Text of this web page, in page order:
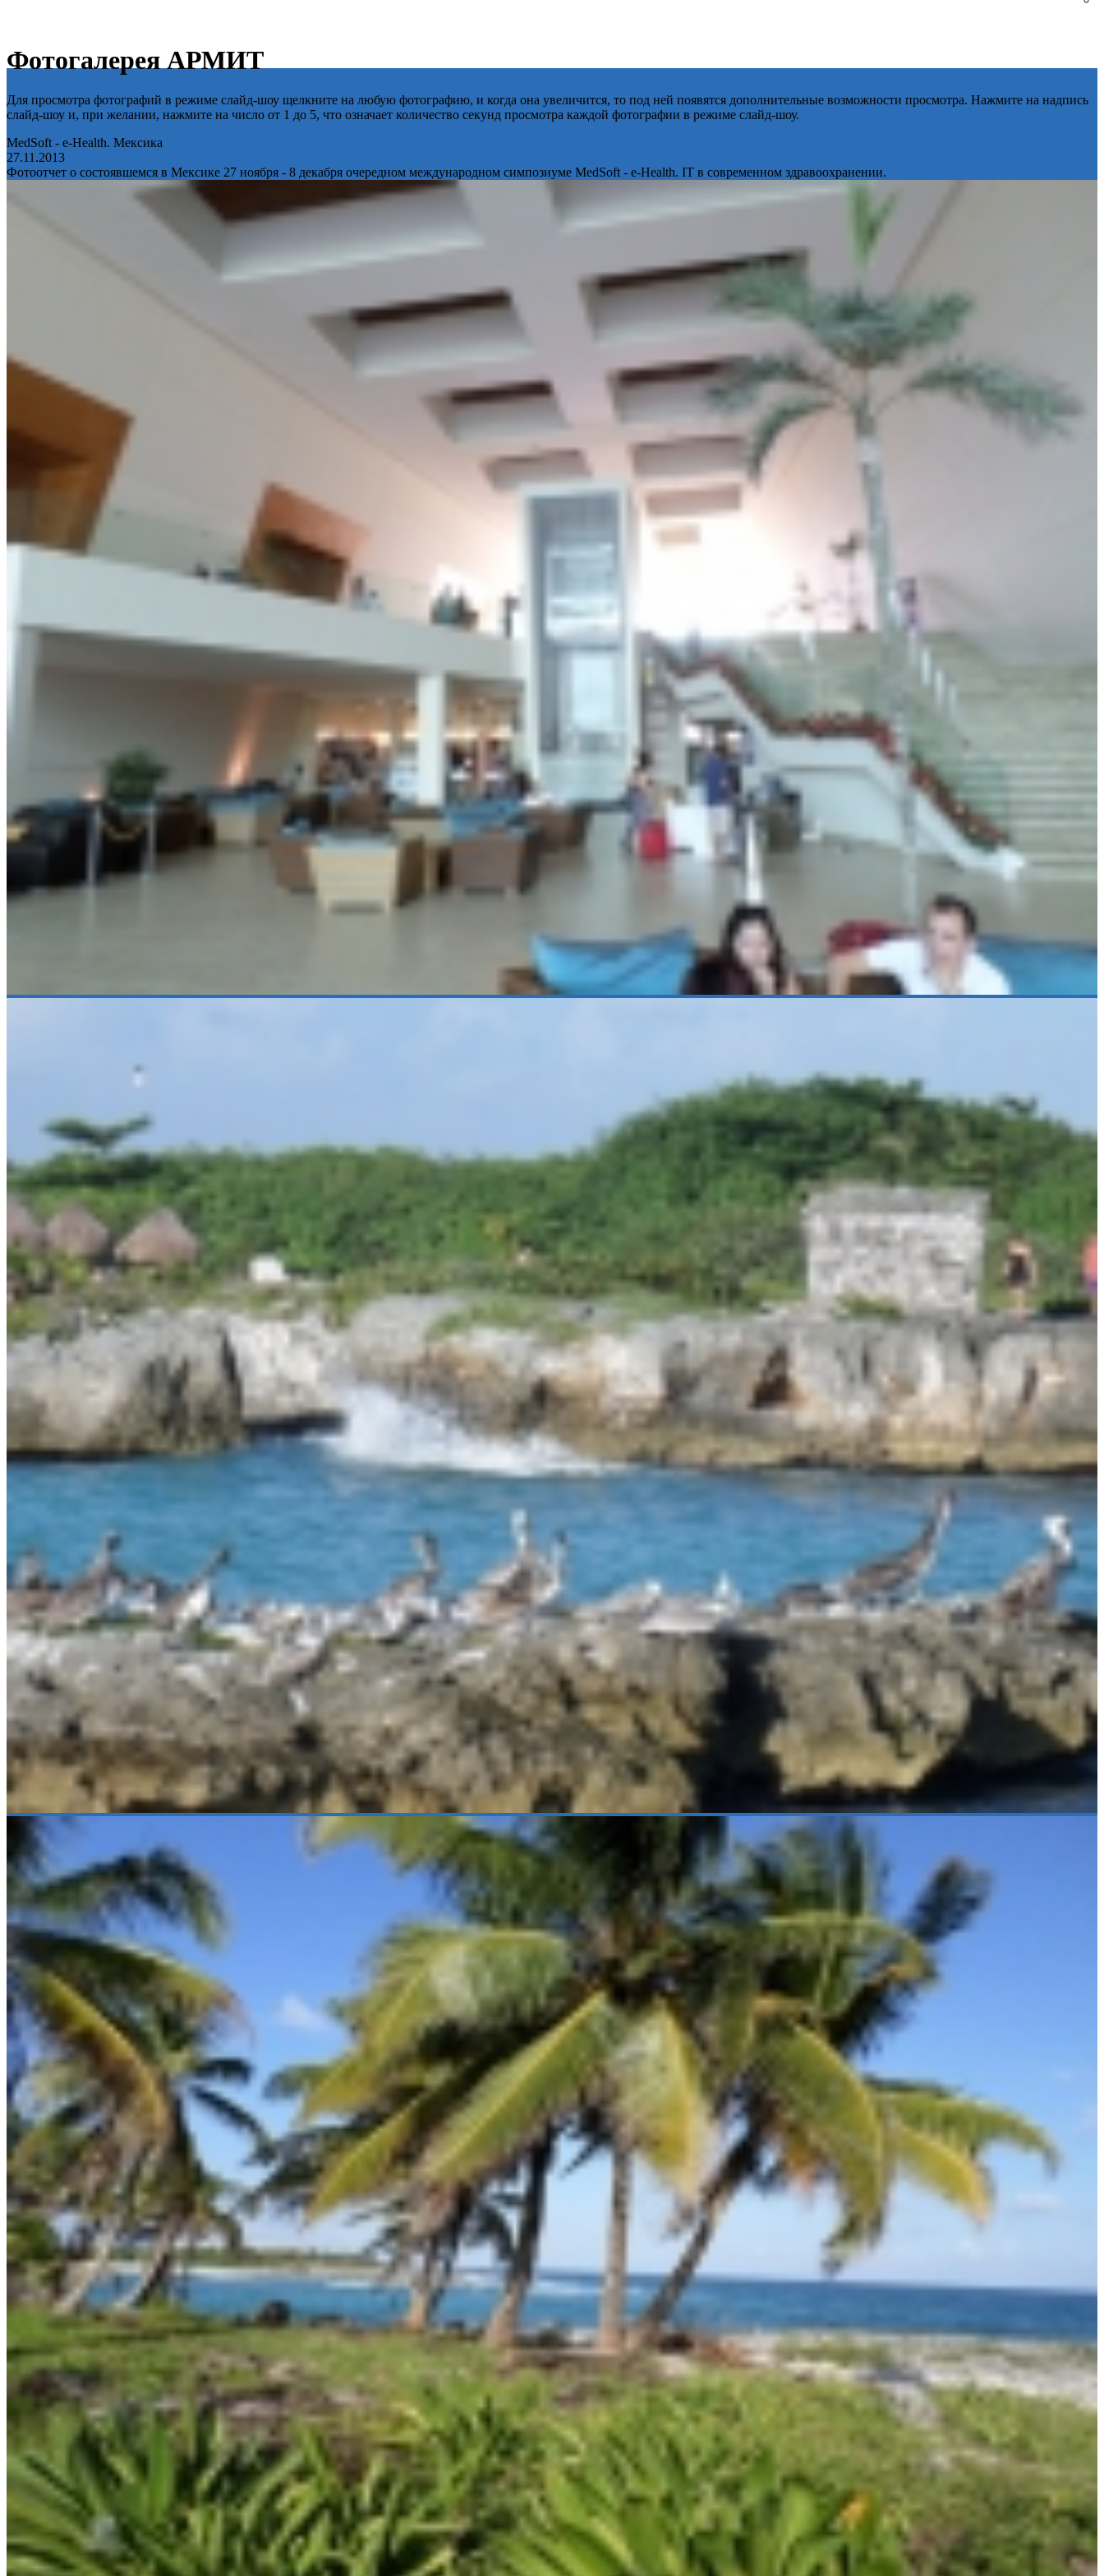
Фотогалерея АРМИТ
Для просмотра фотографий в режиме слайд-шоу щелкните на любую фотографию, и когда она увеличится, то под ней появятся дополнительные возможности просмотра. Нажмите на надпись
слайд-шоу и, при желании, нажмите на число от 1 до 5, что означает количество секунд просмотра каждой фотографии в режиме слайд-шоу.
MedSoft - e-Health. Мексика
27.11.2013
Фотоотчет о состоявшемся в Мексике 27 ноября - 8 декабря очередном международном симпозиуме MedSoft - e-Health. IT в современном здравоохранении.